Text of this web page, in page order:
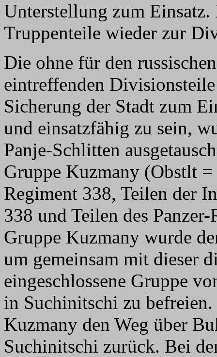
Unterstellung zum
Truppenteile wieder zur
Die ohne für den
eintreffenden
Sicherung der Stadt zum
und einsatzfähig zu sein,
Panje-Schlitten
Gruppe Kuzmany (Obstlt
Regiment 338, Teilen der
338 und Teilen des
Gruppe Kuzmany wurde
um gemeinsam mit dieser
eingeschlossene Gruppe
in Suchinitschi zu
Kuzmany den Weg über
Suchinitschi zurück. Bei